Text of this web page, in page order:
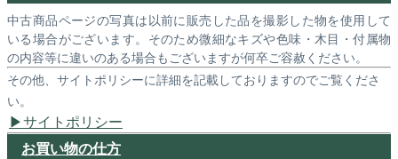
中古商品ページの写真は以前に販売した品を撮影した物を使用して
いる場合がございます。そのため微細なキズや色味・木目・付属物
の内容等に違いのある場合もございますが何卒ご容赦ください。
その他、サイトポリシーに詳細を記載しておりますのでご覧くださ
い。
サイトポリシー
お買い物の仕方